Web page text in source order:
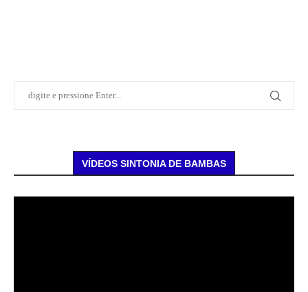
VÍDEOS SINTONIA DE BAMBAS